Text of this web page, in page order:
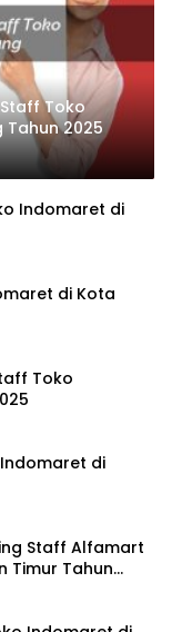
Toko
2025
Indomaret di
di Kota
Toko
di
Staff Alfamart
Timur Tahun